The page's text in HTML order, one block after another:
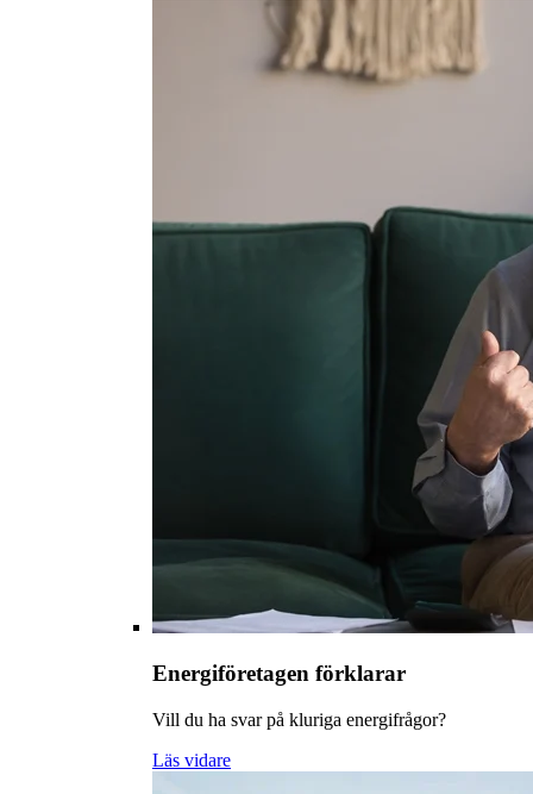
Energiföretagen förklarar
Vill du ha svar på kluriga energifrågor?
Läs vidare